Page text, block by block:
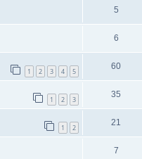
5
6
1 2 3 4 5
60
1 2 3
35
1 2
21
7